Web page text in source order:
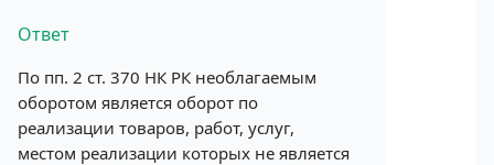
Ответ
По пп. 2 ст. 370 НК РК необлагаемым
оборотом является оборот по
реализации товаров, работ, услуг,
местом реализации которых не является